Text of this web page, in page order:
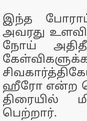
இந்த
அவரது
நோய்
ஹீரோ என்ற
திரையில்
பெற்றார்.